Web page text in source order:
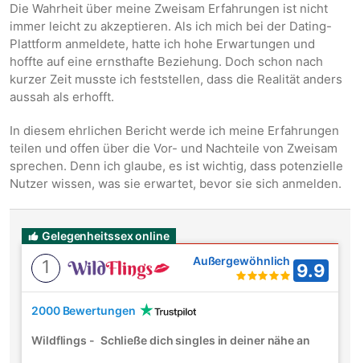
Die Wahrheit über meine Zweisam Erfahrungen ist nicht
immer leicht zu akzeptieren. Als ich mich bei der Dating-
Plattform anmeldete, hatte ich hohe Erwartungen und
hoffte auf eine ernsthafte Beziehung. Doch schon nach
kurzer Zeit musste ich feststellen, dass die Realität anders
aussah als erhofft.
In diesem ehrlichen Bericht werde ich meine Erfahrungen
teilen und offen über die Vor- und Nachteile von Zweisam
sprechen. Denn ich glaube, es ist wichtig, dass potenzielle
Nutzer wissen, was sie erwartet, bevor sie sich anmelden.
Gelegenheitssex online
1
2000 Bewertungen
Wildflings - Schließe dich singles in deiner nähe an
Außergewöhnlich 9.9